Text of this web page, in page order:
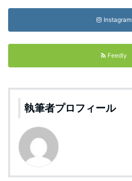
Instagram
Feedly
執筆者プロフィール